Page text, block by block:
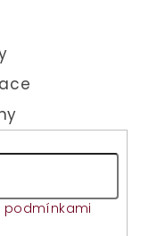
podmínkami